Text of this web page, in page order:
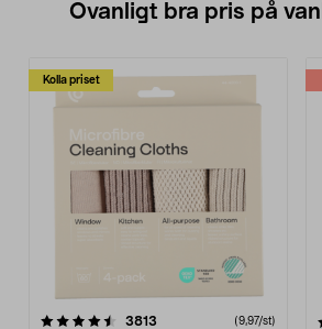
Ovanligt bra pris på
Kolla priset
3813 (9,97/st)
4.0av 5 stjärnor